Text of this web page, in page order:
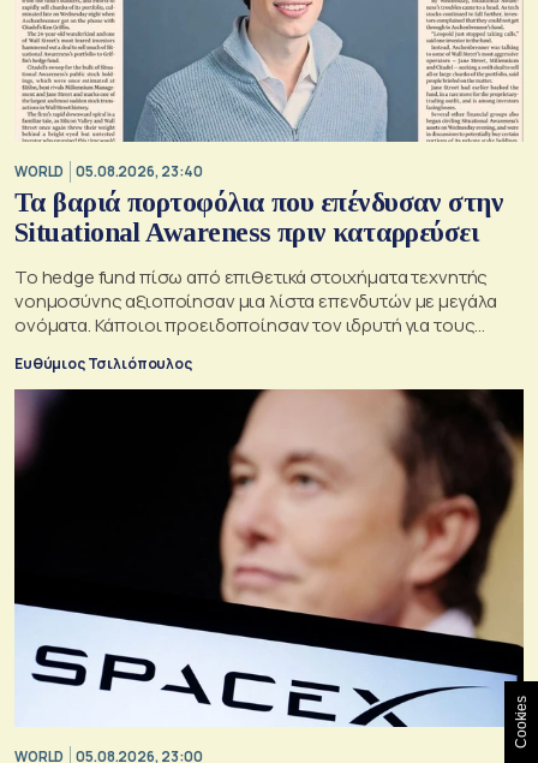
WORLD 05.08.2026, 23:40
Τα βαριά πορτοφόλια που επένδυσαν στην
Situational Awareness πριν καταρρεύσει
Το hedge fund πίσω από επιθετικά στοιχήματα τεχνητής
νοημοσύνης αξιοποίησαν μια λίστα επενδυτών με μεγάλα
ονόματα. Κάποιοι προειδοποίησαν τον ιδρυτή για τους
Ευθύμιος Τσιλιόπουλος
WORLD 05.08.2026, 23:00
Cookies